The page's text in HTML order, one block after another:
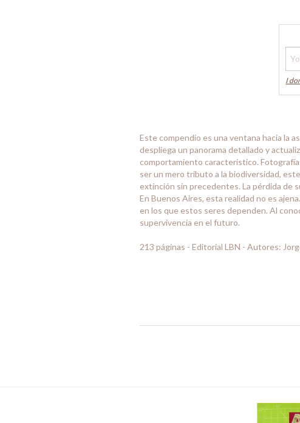
I
Este compendio es una ventana hacia la
despliega un panorama detallado y
comportamiento característico.
ser un mero tributo a la biodiversidad,
extinción sin precedentes. La pérdida de
En Buenos Aires, esta realidad no es
en los que estos seres dependen. Al
supervivencia en el futuro.
213 páginas - Editorial LBN - Autores: